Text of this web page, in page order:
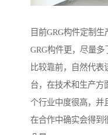
目前GRG构件定制
GRG构件更，尽量
比较靠前，自然代
台，在技术和生产方
个行业中度很高，并
在合作中确实会得到